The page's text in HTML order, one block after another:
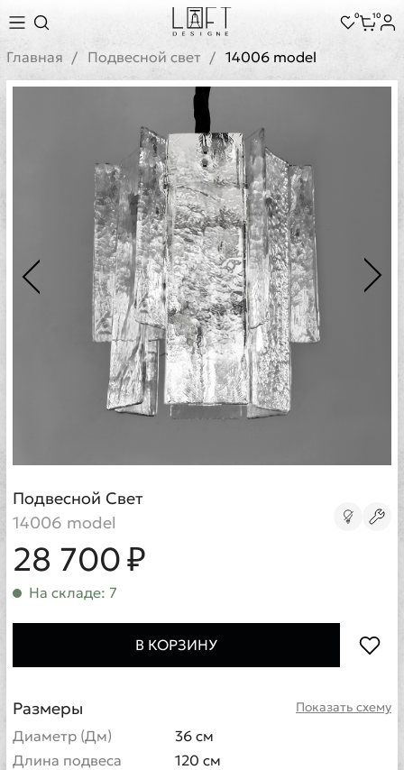
0 10
Главная Подвесной свет 14006 model
Подвесной Свет
14006 model
28 700 ₽
На складе: 7
В КОРЗИНУ
Показать схему
Размеры
Диаметр (Дм)
36 см
Длина подвеса
120 см